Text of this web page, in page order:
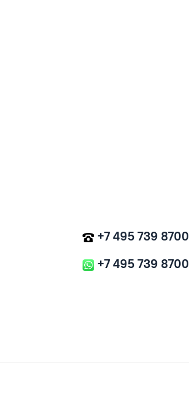
+7 495 739 8700
+7 495 739 8700